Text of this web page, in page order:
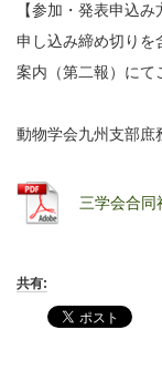
【参加・発表申込み
申し込み締め切りを
案内（第二報）にて
動物学会九州支部庶
三学会合同
共有: